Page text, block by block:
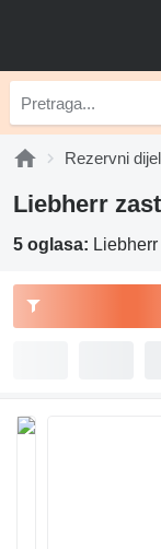
Rezervni
Liebherr
5 oglasa: